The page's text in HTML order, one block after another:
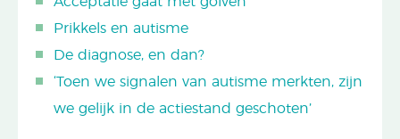
Prikkels en autisme
De diagnose, en dan?
‘Toen we signalen van autisme merkten, zijn
we gelijk in de actiestand geschoten’